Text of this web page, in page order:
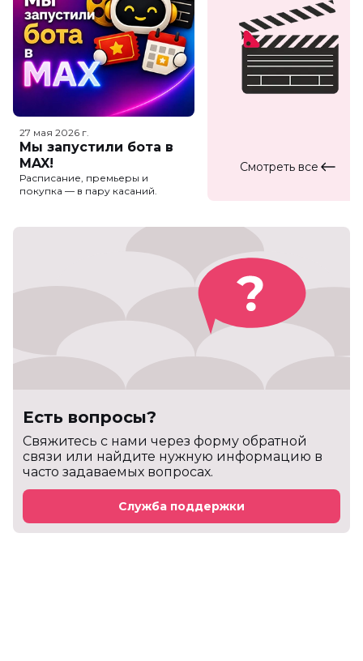
27 мая 2026 г.
Мы запустили бота в
MAX!
Расписание, премьеры и
покупка — в пару касаний.
Смотреть все
Есть вопросы?
Cвяжитесь с нами через форму обратной
связи или найдите нужную информацию в
часто задаваемых вопросах.
Служба поддержки